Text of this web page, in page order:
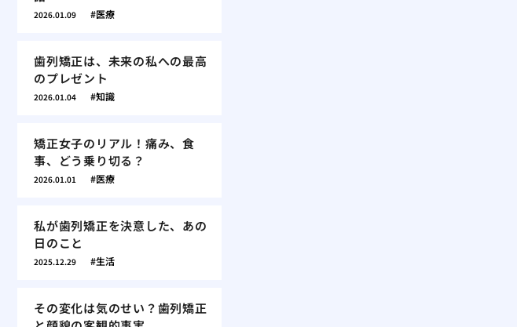
2026.01.09 医療
歯列矯正は、未来の私への最高
のプレゼント
2026.01.04 知識
矯正女子のリアル！痛み、食
事、どう乗り切る？
2026.01.01 医療
私が歯列矯正を決意した、あの
日のこと
2025.12.29 生活
その変化は気のせい？歯列矯正